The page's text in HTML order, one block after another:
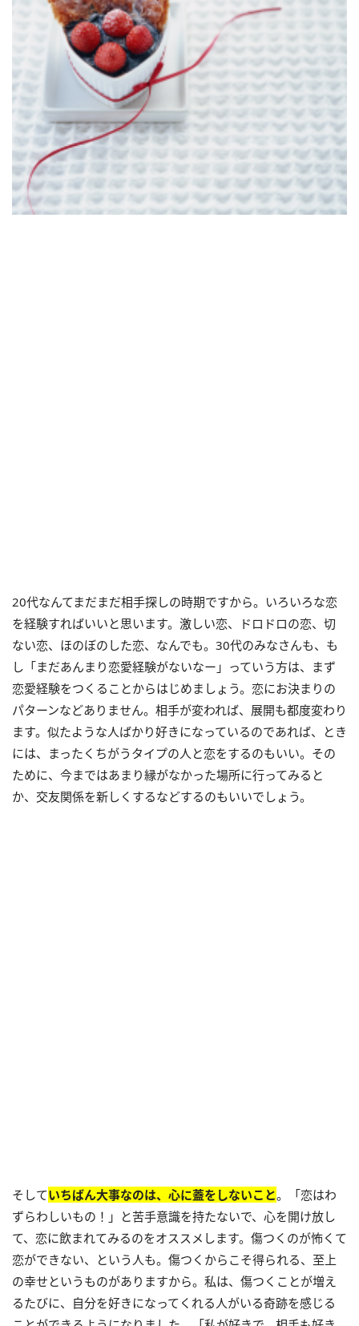
20代なんてまだまだ相手探しの時期ですから。いろいろな恋
を経験すればいいと思います。激しい恋、ドロドロの恋、切
ない恋、ほのぼのした恋、なんでも。30代のみなさんも、も
し「まだあんまり恋愛経験がないなー」っていう方は、まず
恋愛経験をつくることからはじめましょう。恋にお決まりの
パターンなどありません。相手が変われば、展開も都度変わり
ます。似たような人ばかり好きになっているのであれば、とき
には、まったくちがうタイプの人と恋をするのもいい。その
ために、今まではあまり縁がなかった場所に行ってみると
か、交友関係を新しくするなどするのもいいでしょう。
そしていちばん大事なのは、心に蓋をしないこと。「恋はわ
ずらわしいもの！」と苦手意識を持たないで、心を開け放し
て、恋に飲まれてみるのをオススメします。傷つくのが怖くて
恋ができない、という人も。傷つくからこそ得られる、至上
の幸せというものがありますから。私は、傷つくことが増え
るたびに、自分を好きになってくれる人がいる奇跡を感じる